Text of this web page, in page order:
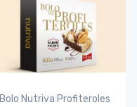
Bolo Nutriva Profiteroles